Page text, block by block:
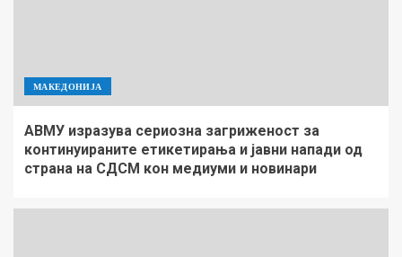
МАКЕДОНИЈА
АВМУ изразува сериозна загриженост за
континуираните етикетирања и јавни напади од
страна на СДСМ кон медиуми и новинари